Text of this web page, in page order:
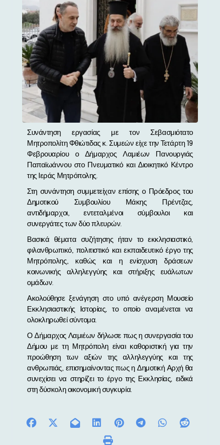
Συνάντηση εργασίας με τον Σεβασμιότατο
Μητροπολίτη Φθιώτιδας κ. Συμεών είχε την Τετάρτη 19
Φεβρουαρίου ο Δήμαρχος Λαμιέων Πανουργιάς
Παπαϊωάννου στο Πνευματικό και Διοικητικό Κέντρο
της Ιεράς Μητρόπολης.
Στη συνάντηση συμμετείχαν επίσης ο Πρόεδρος του
Δημοτικού Συμβουλίου Μάκης Πρέντζας,
αντιδήμαρχοι, εντεταλμένοι σύμβουλοι και
συνεργάτες των δύο πλευρών.
Βασικά θέματα συζήτησης ήταν το εκκλησιαστικό,
φιλανθρωπικό, πολιτιστικό και εκπαιδευτικό έργο της
Μητρόπολης, καθώς και η ενίσχυση δράσεων
κοινωνικής αλληλεγγύης και στήριξης ευάλωτων
ομάδων.
Ακολούθησε ξενάγηση στο υπό ανέγερση Μουσείο
Εκκλησιαστικής Ιστορίας, το οποίο αναμένεται να
ολοκληρωθεί σύντομα.
Ο Δήμαρχος Λαμιέων δήλωσε πως η συνεργασία του
Δήμου με τη Μητρόπολη είναι καθοριστική για την
προώθηση των αξιών της αλληλεγγύης και της
ανθρωπιάς, επισημαίνοντας πως η Δημοτική Αρχή θα
συνεχίσει να στηρίζει το έργο της Εκκλησίας, ειδικά
στη δύσκολη οικονομική συγκυρία.